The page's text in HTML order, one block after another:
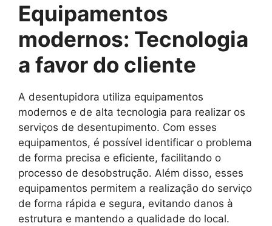
Equipamentos
modernos: Tecnologia
a favor do cliente
A desentupidora utiliza equipamentos
modernos e de alta tecnologia para realizar os
serviços de desentupimento. Com esses
equipamentos, é possível identificar o problema
de forma precisa e eficiente, facilitando o
processo de desobstrução. Além disso, esses
equipamentos permitem a realização do serviço
de forma rápida e segura, evitando danos à
estrutura e mantendo a qualidade do local.